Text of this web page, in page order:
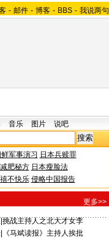
- 邮件 - 博客 - BBS - 我说两句
音乐 图片 说吧
军事演习 日本兵赎罪
肥秘方 日本瘦脸法
不快乐 侵略中国报告
更多>>
挑战主持人之北大才女李
|
《马斌读报》主持人挨批